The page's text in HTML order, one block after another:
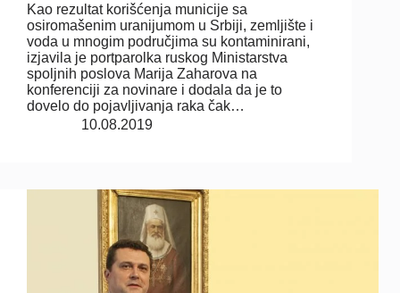
Kao rezultat korišćenja municije sa
osiromašenim uranijumom u Srbiji, zemljište i
voda u mnogim područjima su kontaminirani,
izjavila je portparolka ruskog Ministarstva
spoljnih poslova Marija Zaharova na
konferenciji za novinare i dodala da je to
dovelo do pojavljivanja raka čak…
10.08.2019